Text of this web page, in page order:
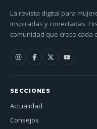
La revista digital para
inspiradas y conectadas.
comunidad que crece cada
SECCIONES
Actualidad
Consejos